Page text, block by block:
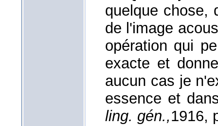
quelque chose,
de l'image
opération qui
exacte et
aucun cas je
essence et
ling. gén.,1916,